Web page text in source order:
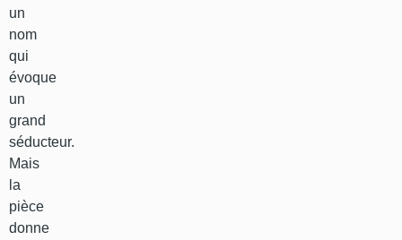
un
nom
qui
évoque
un
grand
séducteur.
Mais
la
pièce
donne